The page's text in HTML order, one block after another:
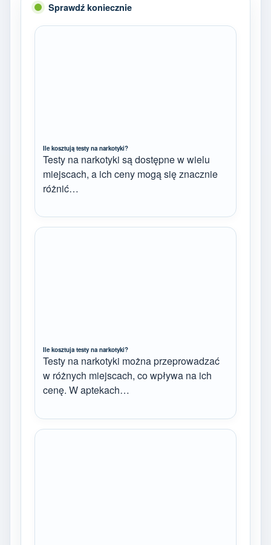
Sprawdź koniecznie
Ile kosztują testy na narkotyki?
Testy na narkotyki są dostępne w wielu
miejscach, a ich ceny mogą się znacznie
różnić…
Ile kosztuja testy na narkotyki?
Testy na narkotyki można przeprowadzać
w różnych miejscach, co wpływa na ich
cenę. W aptekach…